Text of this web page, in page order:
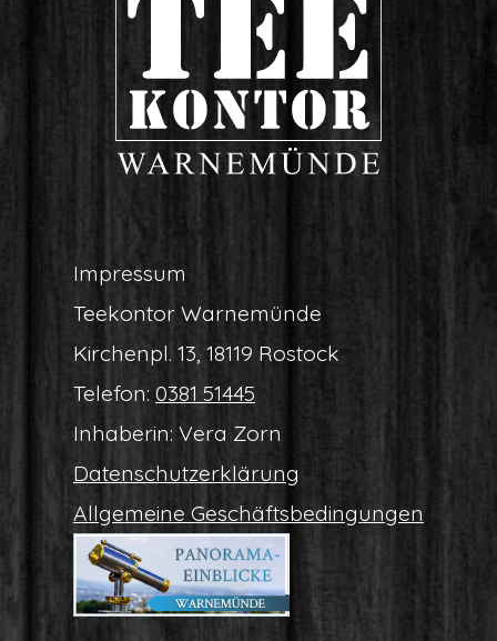
Impres­sum
Tee­kon­tor Warnemünde
Kir­chen­pl. 13, 18119 Rostock
Tele­fon: 0381 51445
Inha­be­rin: Vera Zorn
Daten­schutz­er­klä­rung
All­ge­mei­ne Geschäftsbedingungen